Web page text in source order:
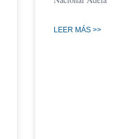
LEER MÁS >>